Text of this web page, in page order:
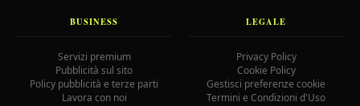
BUSINESS
Servizi premium
Pubblicità sul sito
Policy pubblicità e terze parti
Lavora con noi
LEGALE
Privacy Policy
Cookie Policy
Gestisci preferenze cookie
Termini e Condizioni d'Uso